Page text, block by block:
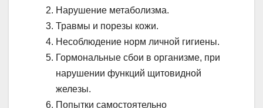
Нарушение метаболизма.
Травмы и порезы кожи.
Несоблюдение норм личной гигиены.
Гормональные сбои в организме, при
нарушении функций щитовидной
железы.
Попытки самостоятельно